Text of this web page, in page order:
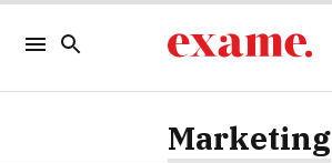
Marketing